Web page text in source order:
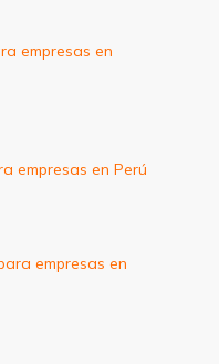
empresas en
empresas en Perú
empresas en